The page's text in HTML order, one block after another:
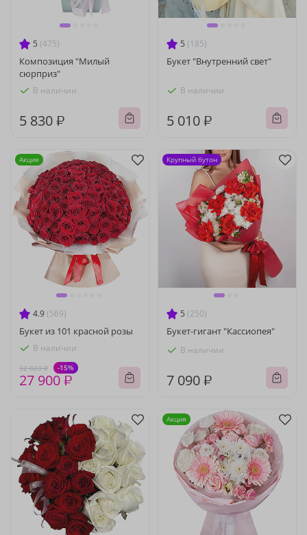
5 (475)
Композиция "Милый
сюрприз"
В наличии
5 830 ₽
5 (185)
Букет "Внутренний свет"
В наличии
5 010 ₽
4.9 (569)
Букет из 101 красной розы
В наличии
32 820 ₽ -15%
27 900 ₽
Акция
5 (250)
Букет-гигант "Кассиопея"
В наличии
7 090 ₽
Крупный бутон
Акция